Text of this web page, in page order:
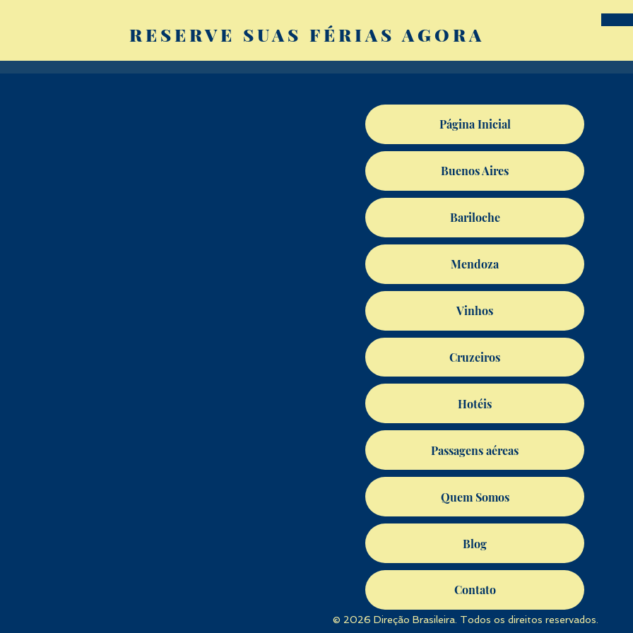
RESERVE SUAS FÉRIAS AGORA
Página Inicial
Buenos Aires
Bariloche
Mendoza
Vinhos
Cruzeiros
Hotéis
Passagens aéreas
Quem Somos
Blog
Contato
© 2026 Direção Brasileira. Todos os direitos reservados.